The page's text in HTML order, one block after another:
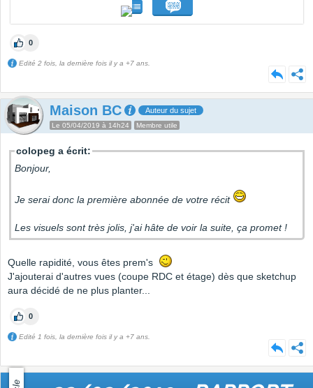
0
Edité 2 fois, la dernière fois il y a +7 ans.
Maison BC Auteur du sujet
Le 05/04/2019 à 14h24 Membre utile
colopeg a écrit:
Bonjour,
Je serai donc la première abonnée de votre récit
Les visuels sont très jolis, j'ai hâte de voir la suite, ça promet !
Quelle rapidité, vous êtes prem's
J'ajouterai d'autres vues (coupe RDC et étage) dès que sketchup
aura décidé de ne plus planter...
0
Edité 1 fois, la dernière fois il y a +7 ans.